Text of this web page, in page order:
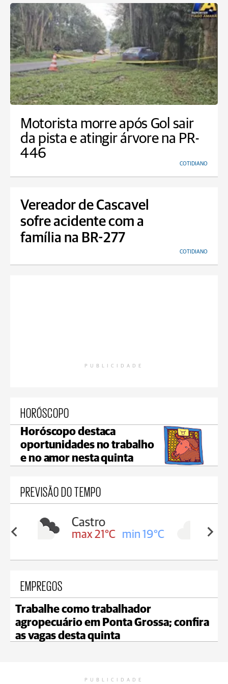
Motorista morre após Gol sair
da pista e atingir árvore na PR-
446
COTIDIANO
Vereador de Cascavel
sofre acidente com a
família na BR-277
COTIDIANO
PUBLICIDADE
HORÓSCOPO
Horóscopo destaca
oportunidades no trabalho
e no amor nesta quinta
PREVISÃO DO TEMPO
19°C
Carambeí
max 21°C min 18°C
EMPREGOS
Trabalhe como trabalhador
agropecuário em Ponta Grossa; confira
as vagas desta quinta
PUBLICIDADE